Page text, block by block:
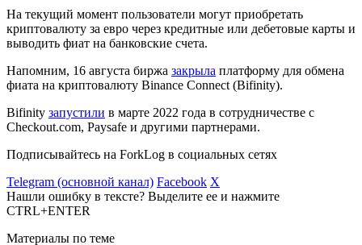
На текущий момент пользователи могут приобретать
криптовалюту за евро через кредитные или дебетовые карты и
выводить фиат на банковские счета.
Напомним, 16 августа биржа закрыла платформу для обмена
фиата на криптовалюту Binance Connect (Bifinity).
Bifinity запустили в марте 2022 года в сотрудничестве с
Checkout.com, Paysafe и другими партнерами.
Подписывайтесь на ForkLog в социальных сетях
Telegram (основной канал) Facebook X
Нашли ошибку в тексте? Выделите ее и нажмите
CTRL+ENTER
Материалы по теме